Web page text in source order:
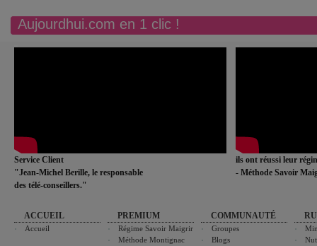
Aujourdhui.com en 1 clic !
Service Client
"Jean-Michel Berille, le responsable
des télé-conseillers."
ils ont réussi leur
- Méthode Savoir
ACCUEIL
Accueil
PREMIUM
Régime Savoir Maigrir
Méthode Montignac
COMMUNAUTÉ
Groupes
Blogs